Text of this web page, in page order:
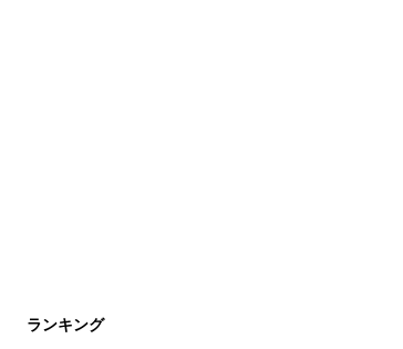
ランキング